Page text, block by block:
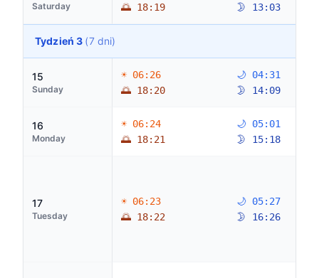
Saturday
🌅 18:19
🌛 13:03
Tydzień 3 (7 dni)
15
Sunday
☀ 06:26
🌅 18:20
🌙 04:31
🌛 14:09
16
Monday
☀ 06:24
🌅 18:21
🌙 05:01
🌛 15:18
17
Tuesday
☀ 06:23
🌅 18:22
🌙 05:27
🌛 16:26